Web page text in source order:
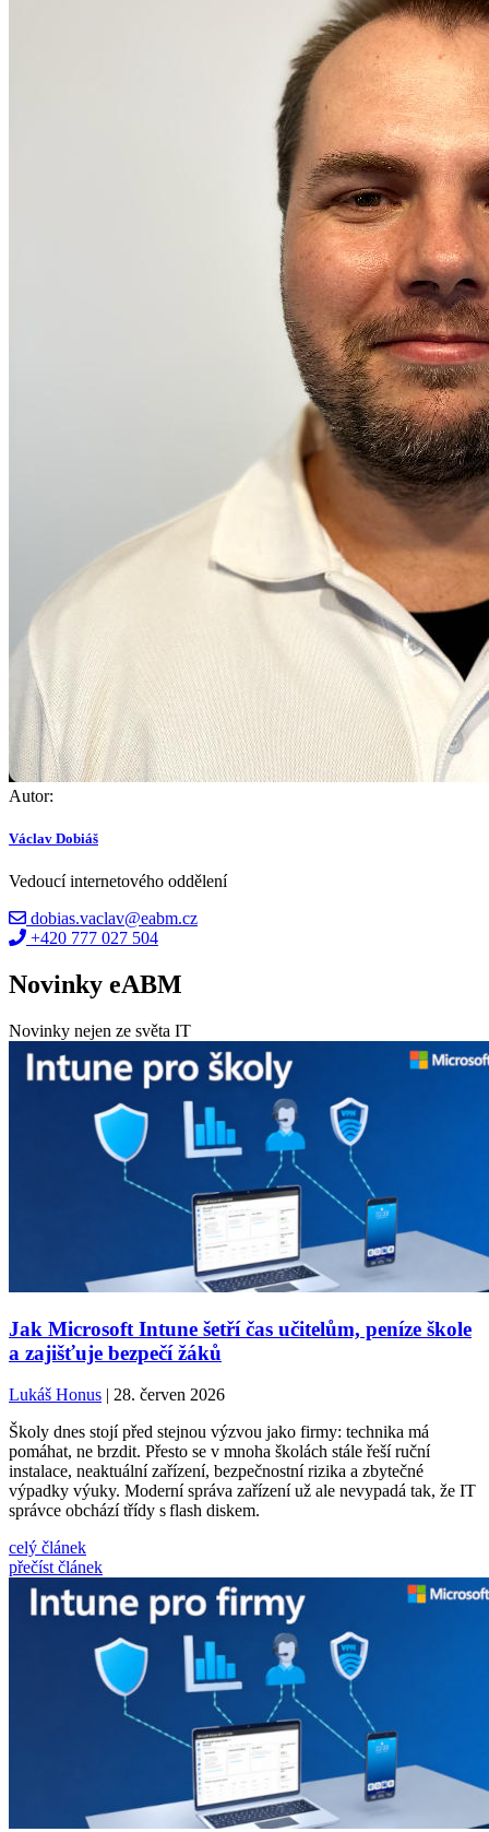
Autor:
Václav Dobiáš
Vedoucí internetového oddělení
dobias.vaclav@eabm.cz
+420 777 027 504
Novinky eABM
Novinky nejen ze světa IT
Jak Microsoft Intune šetří čas učitelům, peníze škole
a zajišťuje bezpečí žáků
Lukáš Honus | 28. červen 2026
Školy dnes stojí před stejnou výzvou jako firmy: technika má
pomáhat, ne brzdit. Přesto se v mnoha školách stále řeší ruční
instalace, neaktuální zařízení, bezpečnostní rizika a zbytečné
výpadky výuky. Moderní správa zařízení už ale nevypadá tak, že IT
správce obchází třídy s flash diskem.
celý článek
přečíst článek